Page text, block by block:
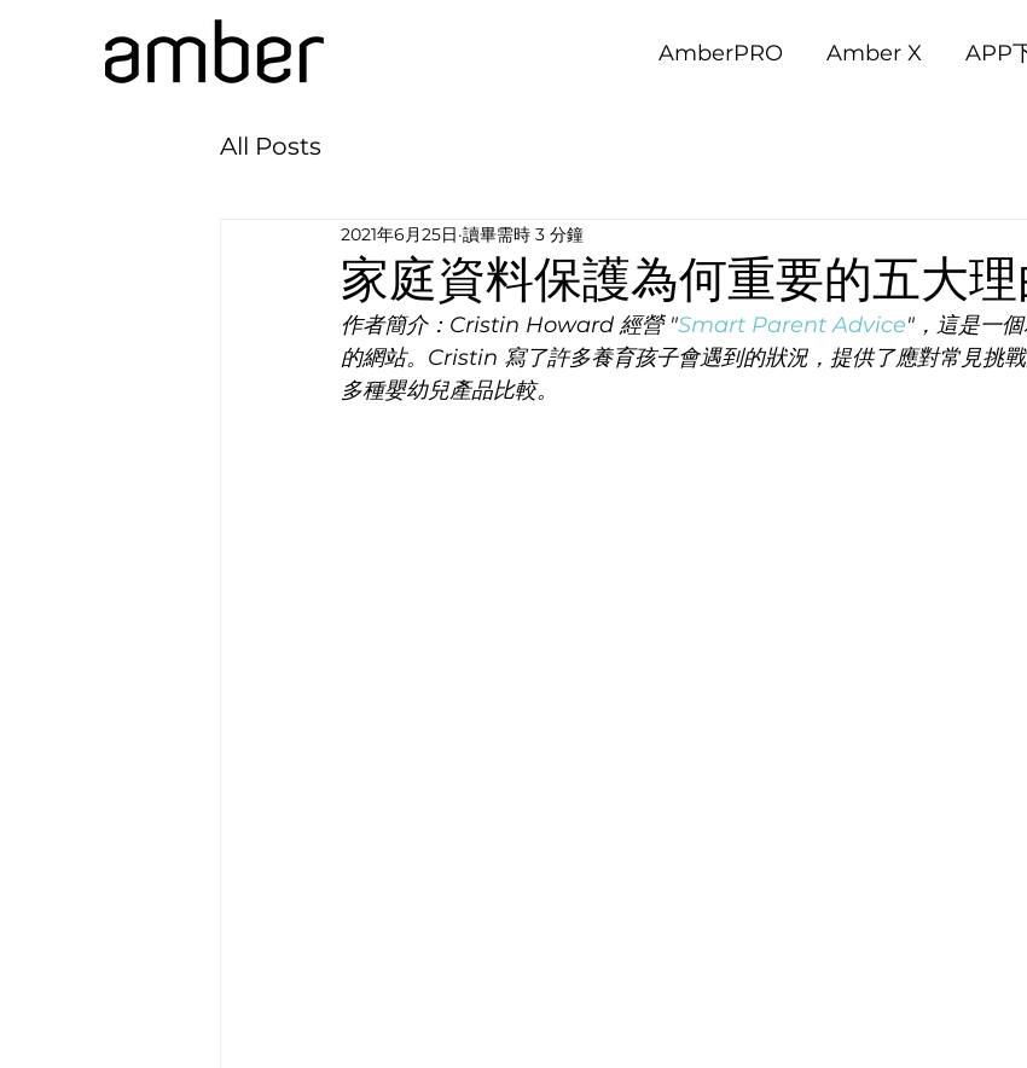
AmberPRO Amber X APP
All Posts
家庭資料保護為何重要的五大理
2021年6月25日 讀畢需時 3 分鐘
作者簡介： Cristin Howard 經營 "Smart Parent Advice"，這是一
的網站。 Cristin 寫了許多養育孩子會遇到的狀況，提供了應對常見挑
多種嬰幼兒產品比較。